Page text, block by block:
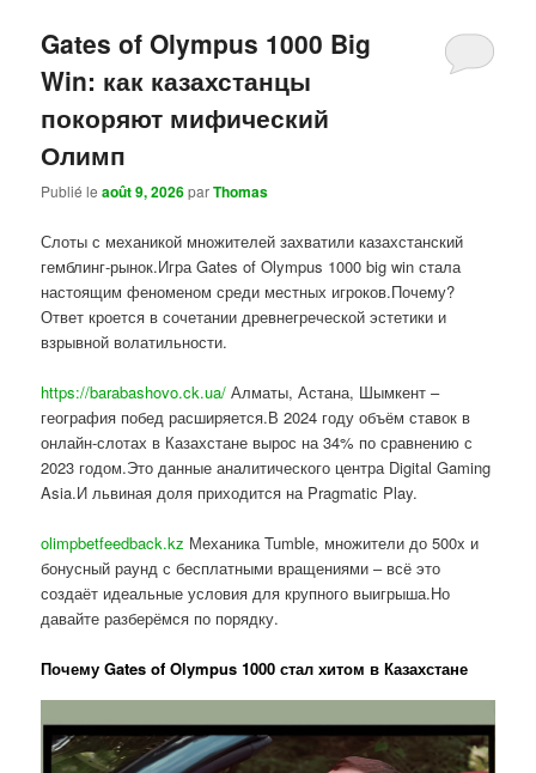
Gates of Olympus 1000 Big
Win: как казахстанцы
покоряют мифический
Олимп
Publié leaoût 9, 2026parThomas
Слоты с механикой множителей захватили казахстанский
гемблинг-рынок.Игра Gates of Olympus 1000 big win стала
настоящим феноменом среди местных игроков.Почему?
Ответ кроется в сочетании древнегреческой эстетики и
взрывной волатильности.
https://barabashovo.ck.ua/ Алматы, Астана, Шымкент –
география побед расширяется.В 2024 году объём ставок в
онлайн-слотах в Казахстане вырос на 34% по сравнению с
2023 годом.Это данные аналитического центра Digital Gaming
Asia.И львиная доля приходится на Pragmatic Play.
olimpbetfeedback.kz Механика Tumble, множители до 500x и
бонусный раунд с бесплатными вращениями – всё это
создаёт идеальные условия для крупного выигрыша.Но
давайте разберёмся по порядку.
Почему Gates of Olympus 1000 стал хитом в Казахстане